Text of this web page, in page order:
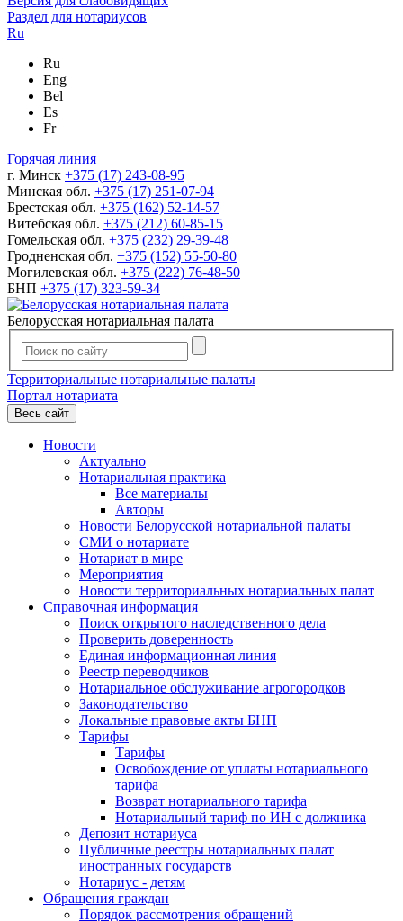
Раздел для нотариусов
Ru
Ru
Eng
Bel
Es
Fr
Горячая линия
г. Минск +375 (17) 243-08-95
Минская обл. +375 (17) 251-07-94
Брестская обл. +375 (162) 52-14-57
Витебская обл. +375 (212) 60-85-15
Гомельская обл. +375 (232) 29-39-48
Гродненская обл. +375 (152) 55-50-80
Могилевская обл. +375 (222) 76-48-50
БНП +375 (17) 323-59-34
Белорусская нотариальная палата
Территориальные нотариальные палаты
Портал нотариата
Весь сайт
Новости
Актуально
Нотариальная практика
Все материалы
Авторы
Новости Белорусской нотариальной палаты
СМИ о нотариате
Нотариат в мире
Мероприятия
Новости территориальных нотариальных палат
Справочная информация
Поиск открытого наследственного дела
Проверить доверенность
Единая информационная линия
Реестр переводчиков
Нотариальное обслуживание агрогородков
Законодательство
Локальные правовые акты БНП
Тарифы
Тарифы
Освобождение от уплаты нотариального
тарифа
Возврат нотариального тарифа
Нотариальный тариф по ИН с должника
Депозит нотариуса
Публичные реестры нотариальных палат
иностранных государств
Нотариус - детям
Обращения граждан
Порядок рассмотрения обращений